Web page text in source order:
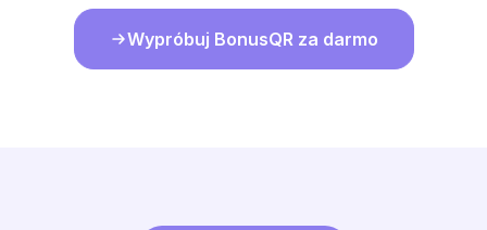
Wypróbuj BonusQR za darmo